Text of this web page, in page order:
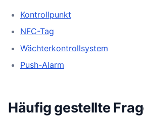
Kontrollpunkt
NFC-Tag
Wächterkontrollsystem
Push-Alarm
Häufig gestellte